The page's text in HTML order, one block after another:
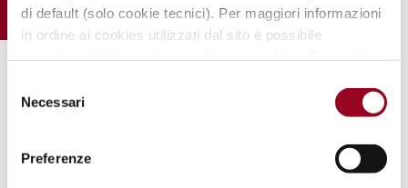
di default (solo cookie tecnici). Per maggiori informazioni
in ordine ai cookies utilizzati dal sito è possibile
mediante il link “
delNecessari
Preferenze